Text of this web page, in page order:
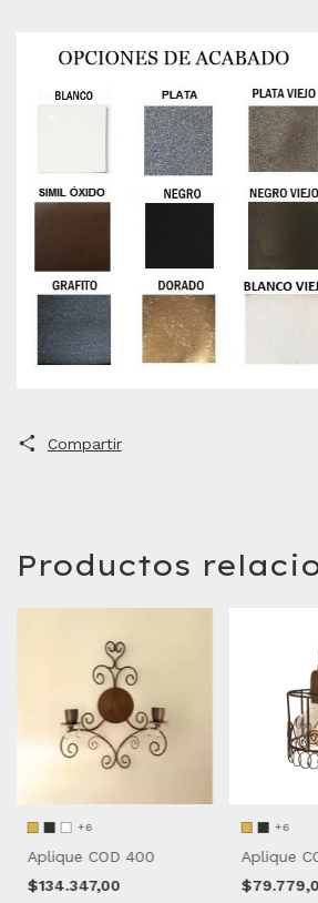
Compartir
Productos
+6
Aplique COD 400
$134.347,00
+6
Aplique